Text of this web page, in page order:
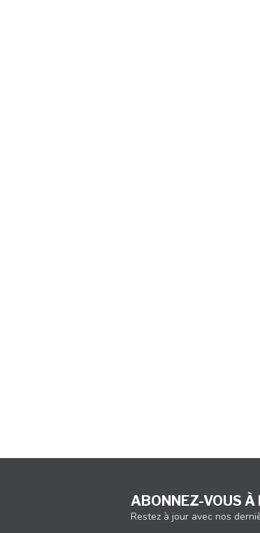
ABONNEZ-VOUS À
Restez à jour avec nos